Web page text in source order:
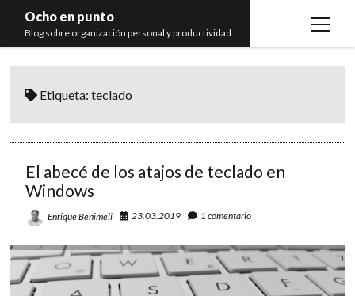
Ocho en punto
Blog sobre organización personal y productividad
open
Libros
Etiqueta:teclado
El abecé de los atajos de teclado en
Windows
Enrique Benimeli 23.03.2019 1 comentario